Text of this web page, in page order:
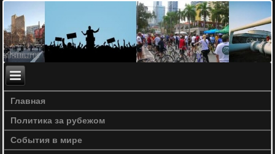
Главная
Политика за рубежом
События в мире